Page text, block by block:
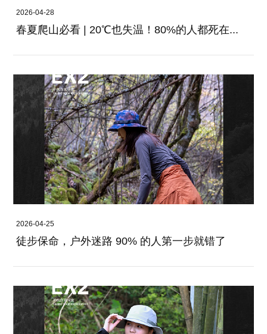
2026-04-28
春夏爬山必看 | 20℃也失温！80%的人都死在...
2026-04-25
徒步保命，户外迷路 90% 的人第一步就错了